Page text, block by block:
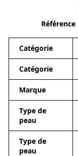
Référence
Catégorie
Catégorie
Marque
Type de
peau
Type de
peau